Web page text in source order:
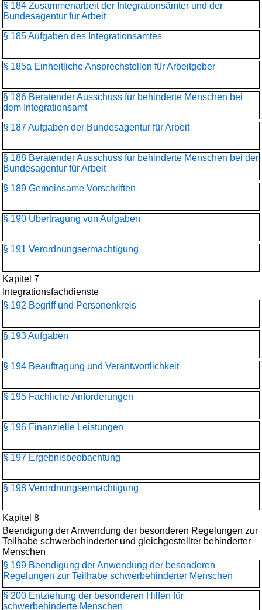
§ 184 Zusammenarbeit der Integrationsämter und der
Bundesagentur für Arbeit
§ 185 Aufgaben des Integrationsamtes
§ 185a Einheitliche Ansprechstellen für Arbeitgeber
§ 186 Beratender Ausschuss für behinderte Menschen bei
dem Integrationsamt
§ 187 Aufgaben der Bundesagentur für Arbeit
§ 188 Beratender Ausschuss für behinderte Menschen bei der
Bundesagentur für Arbeit
§ 189 Gemeinsame Vorschriften
§ 190 Übertragung von Aufgaben
§ 191 Verordnungsermächtigung
Kapitel 7
Integrationsfachdienste
§ 192 Begriff und Personenkreis
§ 193 Aufgaben
§ 194 Beauftragung und Verantwortlichkeit
§ 195 Fachliche Anforderungen
§ 196 Finanzielle Leistungen
§ 197 Ergebnisbeobachtung
§ 198 Verordnungsermächtigung
Kapitel 8
Beendigung der Anwendung der besonderen Regelungen zur
Teilhabe schwerbehinderter und gleichgestellter behinderter
Menschen
§ 199 Beendigung der Anwendung der besonderen
Regelungen zur Teilhabe schwerbehinderter Menschen
§ 200 Entziehung der besonderen Hilfen für
schwerbehinderte Menschen